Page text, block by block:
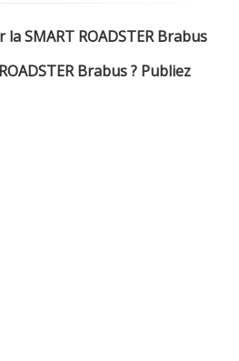
SMART ROADSTER Brabus
Brabus ? Publiez